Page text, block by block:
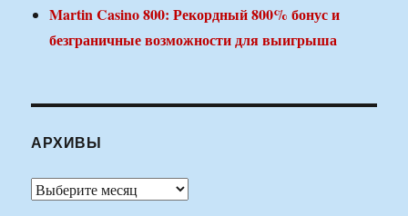
Martin Casino 800: Рекордный 800% бонус и
безграничные возможности для выигрыша
АРХИВЫ
Архивы